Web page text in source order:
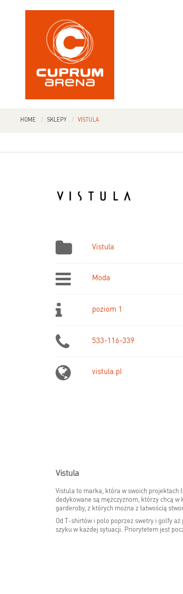
HOME SKLEPY VISTULA
Vistula
Moda
poziom 1
533-116-339
vistula.pl
Vistula
Vistula to marka, która w swoich projektach
dedykowane są mężczyznom, którzy chcą
garderoby, z których można z łatwością
Od T-shirtów i polo poprzez swetry i golfy
szyku w każdej sytuacji. Priorytetem jest